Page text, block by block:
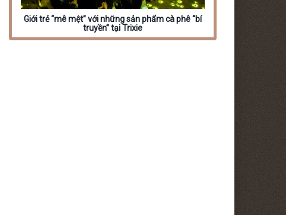
Giới trẻ “mê mệt” với những sản phẩm cà phê “bí
truyền” tại Trixie